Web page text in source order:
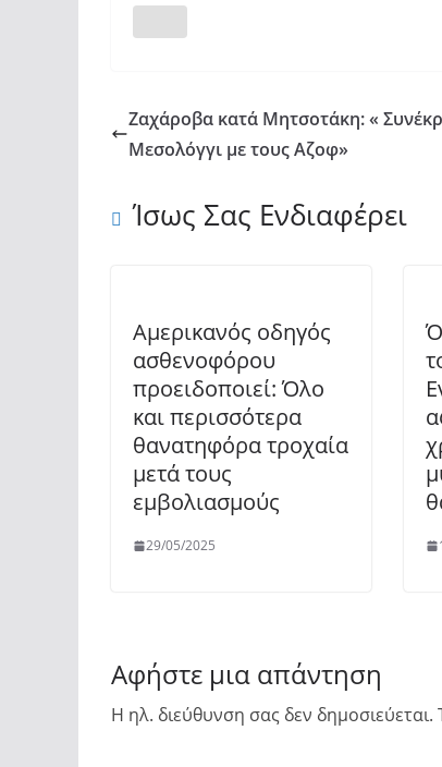
Ζαχάροβα κατά Μητσοτάκη: «
Μεσολόγγι με τους Αζοφ»
Ίσως Σας Ενδιαφέρει
Αμερικανός οδηγός
ασθενοφόρου
προειδοποιεί: Όλο
και περισσότερα
θανατηφόρα τροχαία
μετά τους
εμβολιασμούς
29/05/2025
Αφήστε μια απάντηση
Η ηλ. διεύθυνση σας δεν δημοσιεύεται.